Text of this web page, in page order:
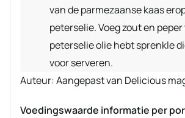
van de parmezaanse kaas
peterselie. Voeg zout en
peterselie olie hebt sprenkle
voor serveren.
Auteur
Auteur:Aangepast van Delicious
Voedingswaarde informatie per